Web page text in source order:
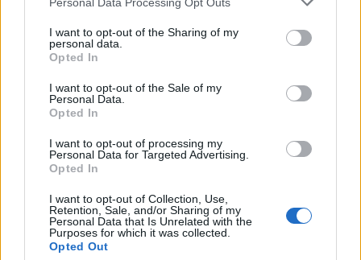
not limited to your visit or usage behaviour. You may click to
grant or deny consent to Google and its third-party tags to
use your data for below specified purposes in below Google
consent section.
I want to opt-out of the Sharing of my
personal data.
Opted In
I want to opt-out of the Sale of my
Personal Data.
Opted In
I want to opt-out of processing my
Personal Data for Targeted Advertising.
Opted In
I want to opt-out of Collection, Use,
Retention, Sale, and/or Sharing of my
Personal Data that Is Unrelated with the
Purposes for which it was collected.
Opted Out
Več iz kraja Slovenija
Vreme: Pred nami spet teden
skimmingom